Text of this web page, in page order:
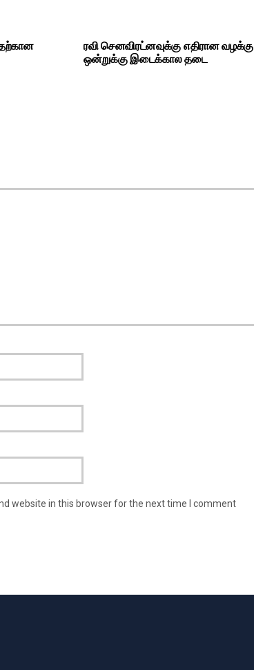
ரவி செனவிரட்னவுக்கு எதிரான வழக்கு
ஒன்றுக்கு இடைக்கால தடை
website in this browser for the next time I comment